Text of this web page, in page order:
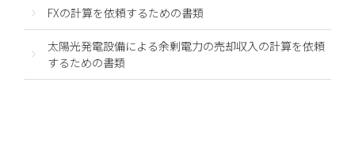
FXの計算を依頼するための書類
太陽光発電設備による余剰電力の売却収入の計算を依頼
するための書類